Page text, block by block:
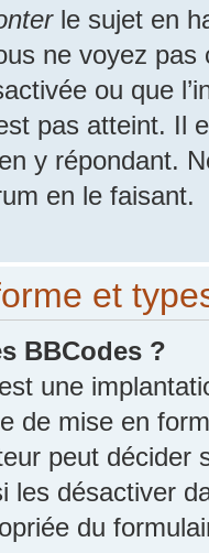
le sujet en
ne voyez
ou que
pas atteint. Il
y répondant.
en le faisant.
et
BBCodes ?
une
de mise en
peut
les désactiver
du